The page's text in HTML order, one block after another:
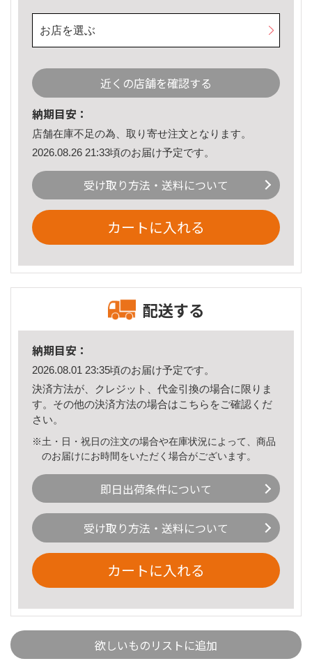
お店を選ぶ
近くの店舗を確認する
納期目安：
店舗在庫不足の為、取り寄せ注文となります。
2026.08.26 21:33頃のお届け予定です。
受け取り方法・送料について
カートに入れる
配送する
納期目安：
2026.08.01 23:35頃のお届け予定です。
決済方法が、クレジット、代金引換の場合に限りま
す。その他の決済方法の場合はこちら をご確認くだ
さい。
※土・日・祝日の注文の場合や在庫状況によって、商品
のお届けにお時間をいただく場合がございます。
即日出荷条件について
受け取り方法・送料について
カートに入れる
欲しいものリストに追加